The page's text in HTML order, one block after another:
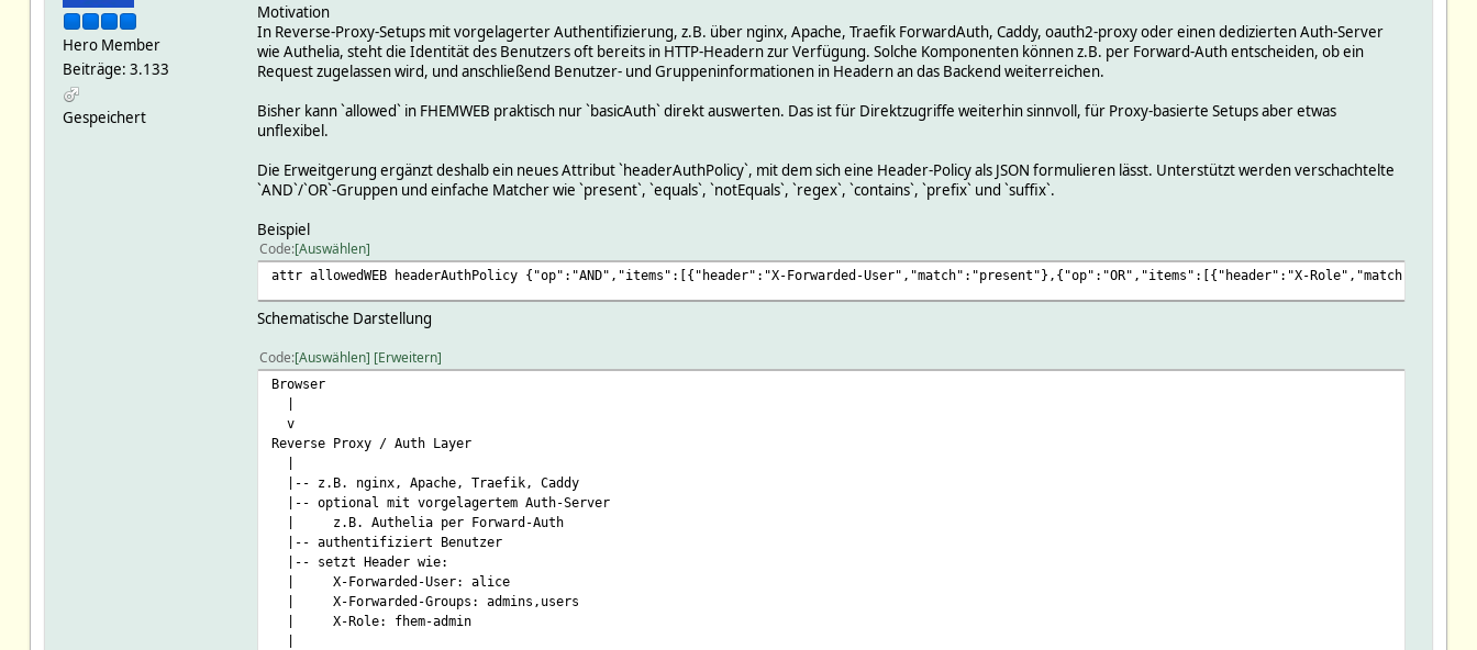
Hero Member
Beiträge: 3.133
Gespeichert
Motivation
In Reverse-Proxy-Setups mit vorgelagerter Authentifizierung, z.B. über nginx, Apache, Traefik ForwardAuth, Caddy, oauth2-proxy oder einen dedizierten Auth-Server
wie Authelia, steht die Identität des Benutzers oft bereits in HTTP-Headern zur Verfügung. Solche Komponenten können z.B. per Forward-Auth entscheiden, ob ein
Request zugelassen wird, und anschließend Benutzer- und Gruppeninformationen in Headern an das Backend weiterreichen.
Bisher kann `allowed` in FHEMWEB praktisch nur `basicAuth` direkt auswerten. Das ist für Direktzugriffe weiterhin sinnvoll, für Proxy-basierte Setups aber etwas
unflexibel.
Die Erweitgerung ergänzt deshalb ein neues Attribut `headerAuthPolicy`, mit dem sich eine Header-Policy als JSON formulieren lässt. Unterstützt werden verschachtelte
`AND`/`OR`-Gruppen und einfache Matcher wie `present`, `equals`, `notEquals`, `regex`, `contains`, `prefix` und `suffix`.
Beispiel
Code Auswählen
attr allowedWEB headerAuthPolicy {"op":"AND","items":[{"header":"X-Forwarded-User","match":"present"},{"op":"OR","items":[{"header":"X-
Schematische Darstellung
Code Auswählen Erweitern
Browser
|
v
Reverse Proxy / Auth Layer
|
|-- z.B. nginx, Apache, Traefik, Caddy
|-- optional mit vorgelagertem Auth-Server
| z.B. Authelia per Forward-Auth
|-- authentifiziert Benutzer
|-- setzt Header wie:
| X-Forwarded-User: alice
| X-Forwarded-Groups: admins,users
| X-Role: fhem-admin
|